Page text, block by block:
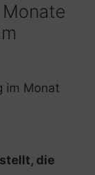
im Monat
die